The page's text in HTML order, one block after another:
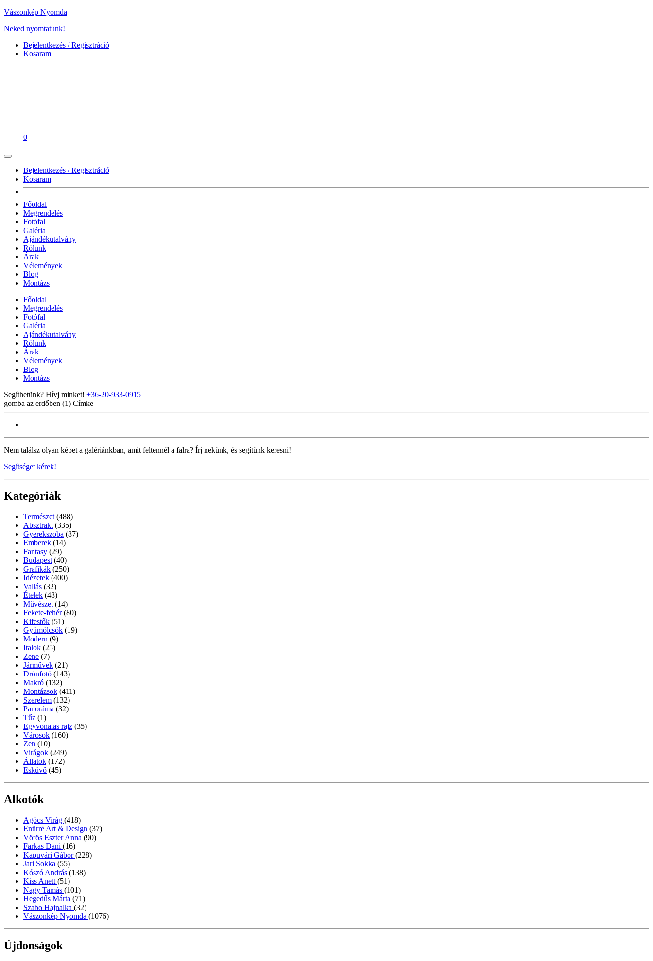
Vászonkép Nyomda
Neked nyomtatunk!
Bejelentkezés / Regisztráció
Kosaram
0
Bejelentkezés / Regisztráció
Kosaram
Főoldal
Megrendelés
Fotófal
Galéria
Ajándékutalvány
Rólunk
Árak
Vélemények
Blog
Montázs
Főoldal
Megrendelés
Fotófal
Galéria
Ajándékutalvány
Rólunk
Árak
Vélemények
Blog
Montázs
Segíthetünk? Hívj minket! +36-20-933-0915
gomba az erdőben (1) Címke
Nem találsz olyan képet a galériánkban, amit feltennél a falra? Írj nekünk, és segítünk keresni!
Segítséget kérek!
Kategóriák
Természet (488)
Absztrakt (335)
Gyerekszoba (87)
Emberek (14)
Fantasy (29)
Budapest (40)
Grafikák (250)
Idézetek (400)
Vallás (32)
Ételek (48)
Művészet (14)
Fekete-fehér (80)
Kifestők (51)
Gyümölcsök (19)
Modern (9)
Italok (25)
Zene (7)
Járművek (21)
Drónfotó (143)
Makró (132)
Montázsok (411)
Szerelem (132)
Panoráma (32)
Tűz (1)
Egyvonalas rajz (35)
Városok (160)
Zen (10)
Virágok (249)
Állatok (172)
Esküvő (45)
Alkotók
Agócs Virág (418)
Entirrè Art & Design (37)
Vörös Eszter Anna (90)
Farkas Dani (16)
Kapuvári Gábor(228)
Jari Sokka (55)
Kószó András (138)
Kiss Anett (51)
Nagy Tamás (101)
Hegedűs Márta (71)
Szabo Hajnalka (32)
Vászonkép Nyomda (1076)
Újdonságok